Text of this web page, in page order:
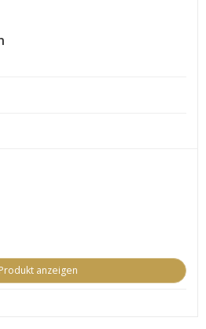
Produkt anzeigen